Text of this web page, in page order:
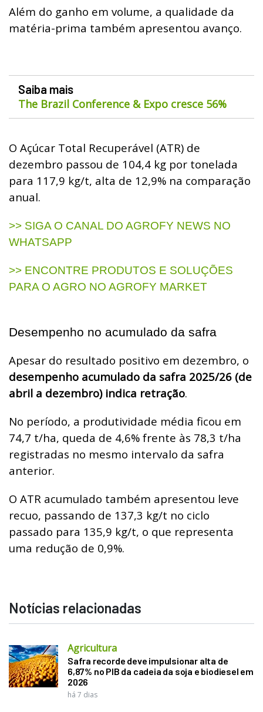
Além do ganho em volume, a qualidade da
matéria-prima também apresentou avanço.
Saiba mais
The Brazil Conference & Expo cresce 56%
O Açúcar Total Recuperável (ATR) de
dezembro passou de 104,4 kg por tonelada
para 117,9 kg/t, alta de 12,9% na comparação
anual.
>> SIGA O CANAL DO AGROFY NEWS NO
WHATSAPP
>> ENCONTRE PRODUTOS E SOLUÇÕES
PARA O AGRO NO AGROFY MARKET
Desempenho no acumulado da safra
Apesar do resultado positivo em dezembro, o
desempenho acumulado da safra 2025/26 (de
abril a dezembro) indica retração.
No período, a produtividade média ficou em
74,7 t/ha, queda de 4,6% frente às 78,3 t/ha
registradas no mesmo intervalo da safra
anterior.
O ATR acumulado também apresentou leve
recuo, passando de 137,3 kg/t no ciclo
passado para 135,9 kg/t, o que representa
uma redução de 0,9%.
Notícias relacionadas
Agricultura
Safra recorde deve impulsionar alta de
6,87% no PIB da cadeia da soja e biodiesel em
2026
há 7 dias